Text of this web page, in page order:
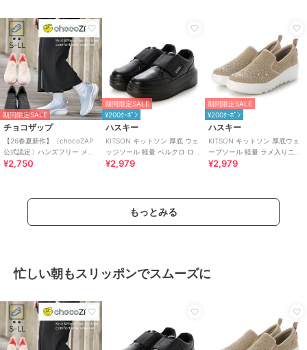
期間限定SALE
チョコザップ
【26春夏新作】〔chocoZAP
公式認定〕ハンズフリー メッ
シュニット スリッポン
¥2,750
期間限定SALE
¥200ｸｰﾎﾟﾝ
ハスキー
KITSON キットソン 厚底 ウェ
ッジソール 軽量 ベルクロ ロー
カットスリッポン スニーカー
¥2,979
期間限定SALE
¥200ｸｰﾎﾟﾝ
ハスキー
KITSON キットソン 厚底ウェ
ーブソール 軽量 ラメ入りニッ
ト スリッポン
¥2,979
もっとみる
忙しい朝もスリッポンでスムーズに